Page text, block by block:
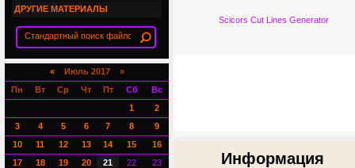
Scicors Cut Lines Generator
Информация
ДРУГИЕ МАТЕРИАЛЫ
«Июль 2017 »
Пн
Вт Ср Чт Пт Сб
Вс
1
2
3
4 5 6 7 8
9
10
11 12 13 14 15
16
17
18 19 20 21 22
23